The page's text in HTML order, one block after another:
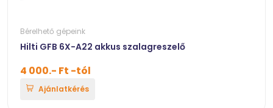
Bérelhető gépeink
Hilti GFB 6X-A22 akkus szalagreszelő
4 000.- Ft -tól
Ajánlatkérés